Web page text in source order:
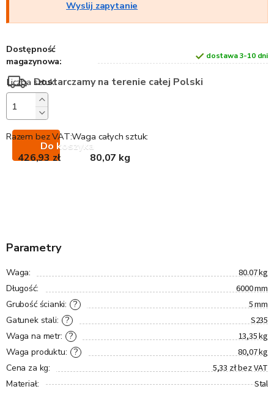
Wyslij zapytanie
Dostępność
magazynowa:
dostawa 3-10 dni
Dostarczamy na terenie całej Polski
Do koszyka
Waga całych sztuk:
80,07 kg
Razem bez VAT:
426,93 zł
Parametry
Waga: 80.07 kg
Długość: 6000 mm
?
Grubość ścianki: 5 mm
?
Gatunek stali: S235
?
Waga na metr: 13,35 kg
?
Waga produktu: 80,07 kg
Cena za kg: 5,33 zł bez VAT
Materiał: Stal